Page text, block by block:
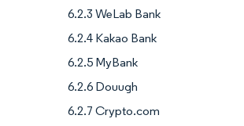
6.2.3 WeLab Bank
6.2.4 Kakao Bank
6.2.5 MyBank
6.2.6 Douugh
6.2.7 Crypto.com